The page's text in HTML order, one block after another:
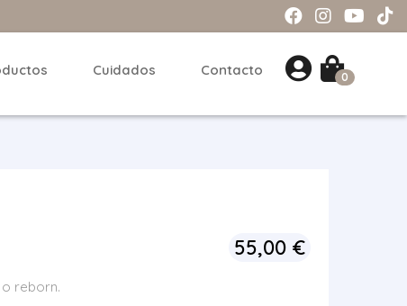
0
Cuidados Contacto
55,00 €
reborn.